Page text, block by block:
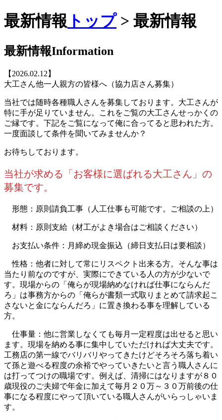
最新情報 トップ> 最新情報
最新情報Information
【2026.02.12】
大工さん他一人親方の皆様へ（協力店さん募集）
当社では随時各種職人さんを募集しております。大工さんが
特に手が足りていません。これをご覧の大工さんせっかくの
ご縁です。下記をご覧になって俺に合ってると思われた方。
一度面談して条件を聞いてみませんか？
お待ちしております。
当社が求める「お客様に選ばれる大工さん」の
募集です。
形態：原則請負工事（人工仕事も可能です。ご相談の上）
材料：原則支給（材工がよき場合はご相談ください）
お支払い条件：月締め現金振込（締日支払日は要相談）
性格：他者に対して常にリスペクト出来る方。そんな事は
当たり前なのですが、実際にできている人の方が少ないで
す。現場からの「俺らが現場納めなければ仕事にならんだ
ろ」は事務方からの「俺らが書類一式取りまとめて請求起こ
さないと金にならんだろ」に置き換わる事を理解している
方。
仕事量：他に営業しなくても毎月一定程度は出せると思い
ます。現場を納める事に集中していただければ大丈夫です。
工務店の第一線でバリバリやってきたけどそろそろ落ち着い
て孫と遊べる程度の余裕でやっていきたいと言う職人さんに
は打ってつけの職場です。例えば、清掃にはなりますが８０
歳現役のご夫婦で年金に加えて毎月２０万～３０万前後の仕
事になる程度にやって頂いている職人さんがいらっしゃいま
す。